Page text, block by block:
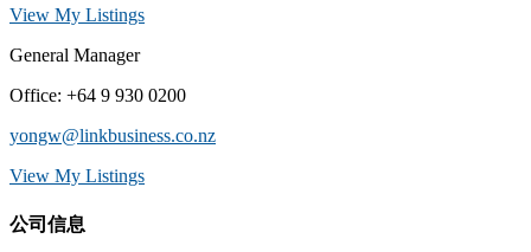
View My Listings
General Manager
Office: +64 9 930 0200
yongw@linkbusiness.co.nz
View My Listings
公司信息